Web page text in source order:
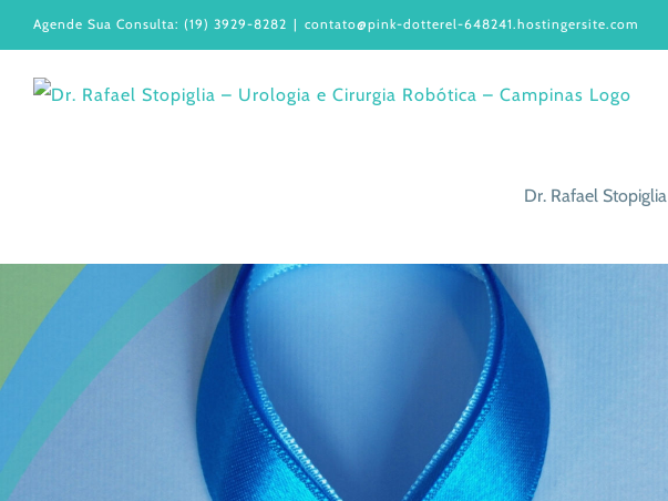
para
Agende Sua Consulta: (19) 3929-8282 | contato@pink-dotterel-648241.hostingersite.com
Dr. Rafael Stopiglia